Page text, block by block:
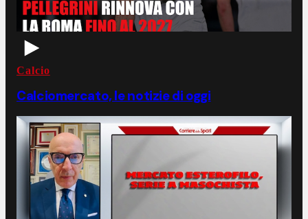
Calcio
Calciomercato, le notizie di oggi